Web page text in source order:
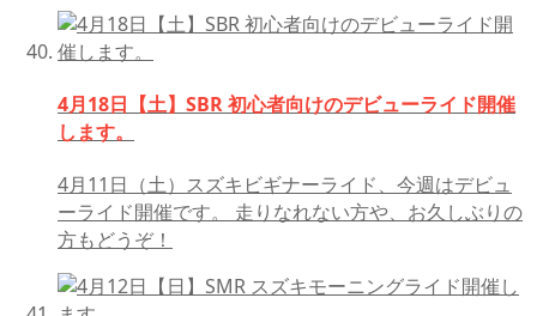
4月18日【土】SBR 初心者向けのデビューライド開催
します。
4月11日（土）スズキビギナーライド、今週はデビュ
ーライド開催です。 走りなれない方や、お久しぶりの
方もどうぞ！